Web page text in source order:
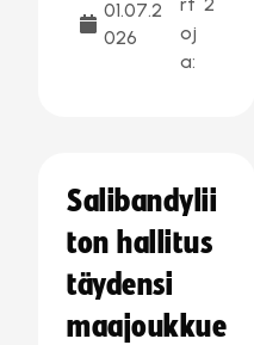
01.07.2
026
oj
a:
Salibandylii
ton hallitus
täydensi
maajoukkue